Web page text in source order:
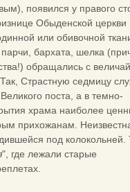
появился у правого
Обыденской церкви
или обивочной
бархата, шелка
обращались с
Страстную седмицу
поста, а в темно-
храма наиболее
прихожанам.
под колокольней.
", где лежали старые